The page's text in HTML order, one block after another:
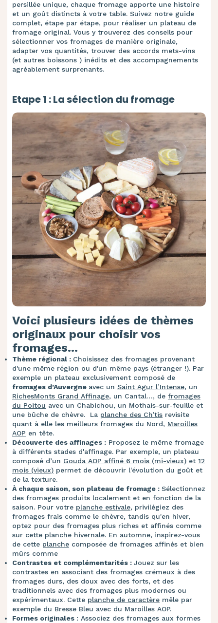
persillée unique, chaque fromage apporte une histoire
et un goût distincts à votre table. Suivez notre guide
complet, étape par étape, pour réaliser un plateau de
fromage original. Vous y trouverez des conseils pour
sélectionner vos fromages de manière originale,
adapter vos quantités, trouver des accords mets-vins
(et autres boissons ) inédits et des accompagnements
agréablement surprenants.
Etape 1 : La sélection du fromage
Voici plusieurs idées de thèmes
originaux pour choisir vos
fromages…
Thème régional : Choisissez des fromages provenant
d'une même région ou d'un même pays (étranger !). Par
exemple un plateau exclusivement composé de
fromages d’Auvergne avec un Saint Agur l’Intense, un
RichesMonts Grand Affinage, un Cantal…, de fromages
du Poitou avec un Chabichou, un Mothais-sur-feuille et
une bûche de chèvre. La planche des Ch’tis revisite
quant à elle les meilleurs fromages du Nord, Maroilles
AOP en tête.
Découverte des affinages : Proposez le même fromage
à différents stades d'affinage. Par exemple, un plateau
composé d’un Gouda AOP affiné 6 mois (mi-vieux) et 12
mois (vieux) permet de découvrir l'évolution du goût et
de la texture.
À chaque saison, son plateau de fromage : Sélectionnez
des fromages produits localement et en fonction de la
saison. Pour votre planche estivale, privilégiez des
fromages frais comme le chèvre, tandis qu'en hiver,
optez pour des fromages plus riches et affinés comme
sur cette planche hivernale. En automne, inspirez-vous
de cette planche composée de fromages affinés et bien
mûrs comme
Contrastes et complémentarités : Jouez sur les
contrastes en associant des fromages crémeux à des
fromages durs, des doux avec des forts, et des
traditionnels avec des fromages plus modernes ou
expérimentaux. Cette planche de caractère mêle par
exemple du Bresse Bleu avec du Maroilles AOP.
Formes originales : Associez des fromages aux formes